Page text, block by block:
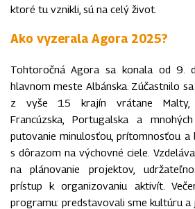
ktoré tu vznikli, sú na celý život.
Ako vyzerala Agora 2025?
Tohtoročná Agora sa konala od 9.
hlavnom meste Albánska. Zúčastnilo
z vyše 15 krajín vrátane Malty,
Francúzska, Portugalska a
putovanie minulosťou, prítomnosťou a
s dôrazom na výchovné ciele.
na plánovanie projektov,
prístup k organizovaniu aktivít.
programu: predstavovali sme kultúru a